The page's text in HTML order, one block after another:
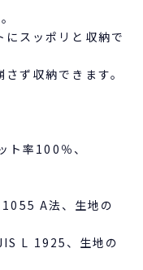
スッポリと収納で
ず収納できます。
率100％、
A法、生地の
L 1925、生地の